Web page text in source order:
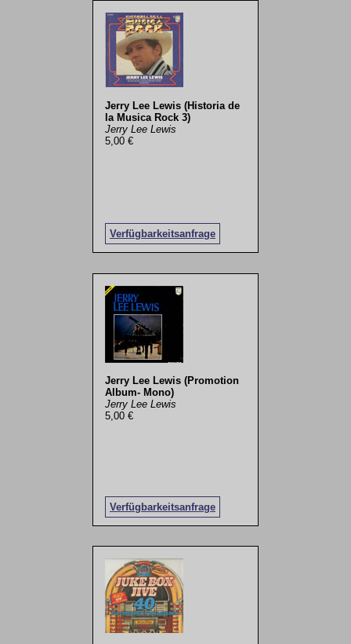
Jerry Lee Lewis (Historia de
la Musica Rock 3)
Jerry Lee Lewis
5,00 €
Verfügbarkeitsanfrage
Jerry Lee Lewis (Promotion
Album- Mono)
Jerry Lee Lewis
5,00 €
Verfügbarkeitsanfrage